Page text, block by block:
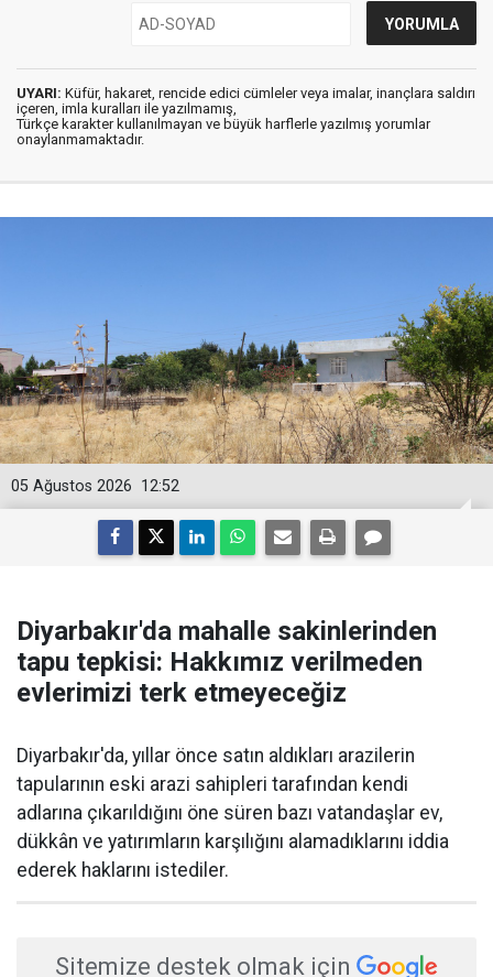
UYARI: Küfür, hakaret, rencide edici cümleler veya imalar, inançlara saldırı
içeren, imla kuralları ile yazılmamış,
Türkçe karakter kullanılmayan ve büyük harflerle yazılmış yorumlar
onaylanmamaktadır.
12:52
05 Ağustos 2026
Diyarbakır'da mahalle sakinlerinden
tapu tepkisi: Hakkımız verilmeden
evlerimizi terk etmeyeceğiz
Diyarbakır'da, yıllar önce satın aldıkları arazilerin
tapularının eski arazi sahipleri tarafından kendi
adlarına çıkarıldığını öne süren bazı vatandaşlar ev,
dükkân ve yatırımların karşılığını alamadıklarını iddia
ederek haklarını istediler.
Sitemize destek olmak için